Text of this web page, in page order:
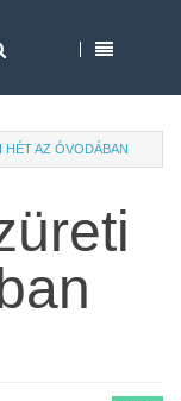
HÉT AZ ÓVODÁBAN